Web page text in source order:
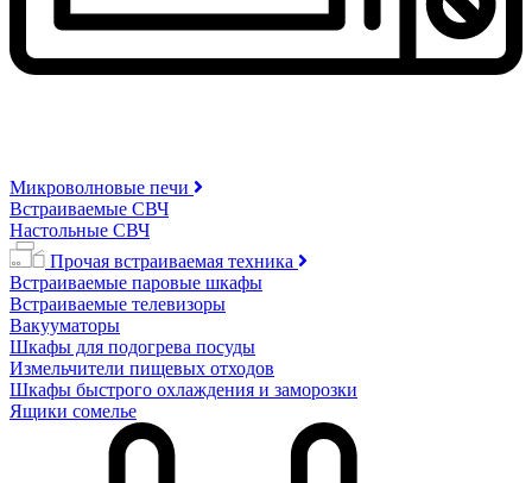
Микроволновые печи
Встраиваемые СВЧ
Настольные СВЧ
Прочая встраиваемая техника
Встраиваемые паровые шкафы
Встраиваемые телевизоры
Вакууматоры
Шкафы для подогрева посуды
Измельчители пищевых отходов
Шкафы быстрого охлаждения и заморозки
Ящики сомелье